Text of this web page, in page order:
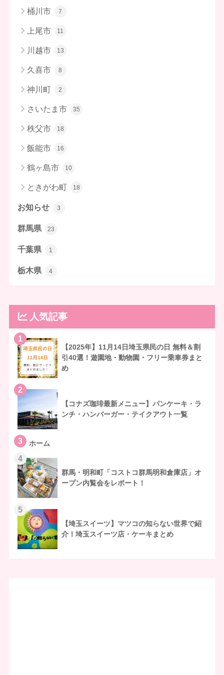
桶川市 7
上尾市 11
川越市 13
久喜市 8
神川町 2
さいたま市 35
秩父市 18
飯能市 16
鶴ヶ島市 10
ときがわ町 18
お知らせ 3
群馬県 23
千葉県 1
栃木県 4
人気記事
1
【2025年】11月14日埼玉県民の日 無料＆割
引40選！遊園地・動物園・フリー乗車券まと
め
2
【コナズ珈琲最新メニュー】パンケーキ・ラ
ンチ・ハンバーガー・テイクアウト一覧
3 ホーム
4
群馬・明和町「コストコ群馬明和倉庫店」オ
ープン内覧会をレポート！
5
【埼玉スイーツ】マツコの知らない世界で紹
介！埼玉スイーツ店・ケーキまとめ